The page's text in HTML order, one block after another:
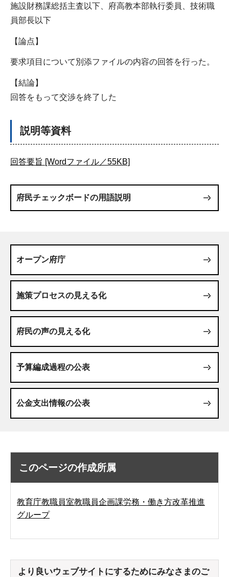
施設財務課総括主査以下、府高教本部執行委員、技術職
員部長以下
【論点】
要求項目について別添ファイルの内容の回答を行った。
【結論】
回答をもって交渉を終了した
説明等資料
回答要旨 [Wordファイル／55KB]
府民チェックボードの用語説明
オープン府庁
施策プロセスの見える化
府民の声の見える化
予算編成過程の公表
公金支出情報の公表
このページの作成所属
教育庁教職員室教職員企画課労務・働き方改革推進
グループ
より良いウェブサイトにするためにみなさまのご